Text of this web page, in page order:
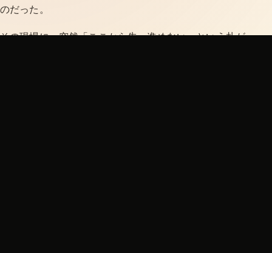
のだった。
その現場に、突然「ここから先へ進めない」という札が